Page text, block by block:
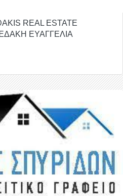
REAL ESTATE
ΕΥΑΓΓΕΛΙΑ